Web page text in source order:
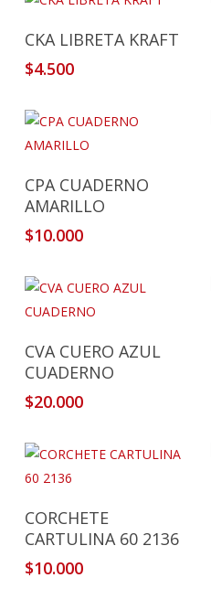
Añadir Al Carrito
CKA LIBRETA KRAFT
$4.500
Añadir Al Carrito
CPA CUADERNO
AMARILLO
$10.000
Añadir Al Carrito
CVA CUERO AZUL
CUADERNO
$20.000
Añadir Al Carrito
CORCHETE
CARTULINA 60 2136
$10.000